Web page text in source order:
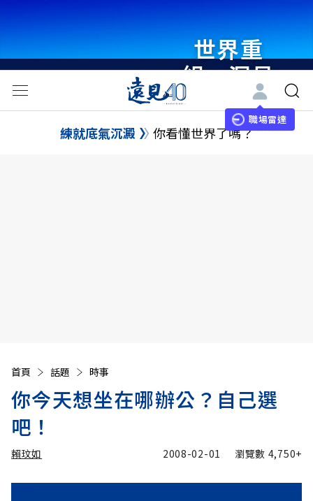
世界重
組・洞見
未來 與
世界領袖
職場雷達
練就底氣沉澱 你看懂世界了嗎？
首頁 話題 時事
你今天想坐在哪辦公？自己選
吧！
賴玟如 2008-02-01 瀏覽數 4,750+